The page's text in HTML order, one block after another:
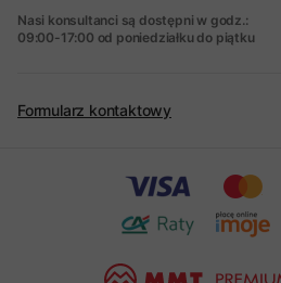
Nasi konsultanci są dostępni w godz.:
09:00-17:00 od poniedziałku do piątku
Formularz kontaktowy